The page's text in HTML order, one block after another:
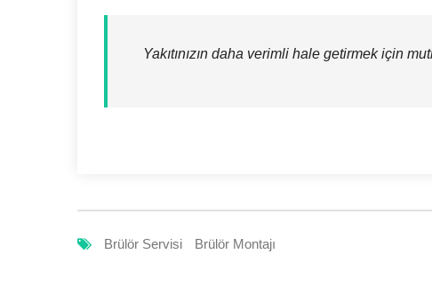
Yakıtınızın daha verimli hale getirmek için
Brülör Servisi Brülör Montajı